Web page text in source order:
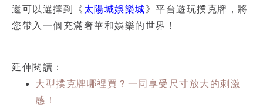
還可以選擇到《 太陽城娛樂城》平台遊玩撲克牌 ，將
您帶入一個充滿奢華和娛樂的世界！
延伸閱讀：
大型撲克牌哪裡買？一同享受尺寸放大的刺激
感！